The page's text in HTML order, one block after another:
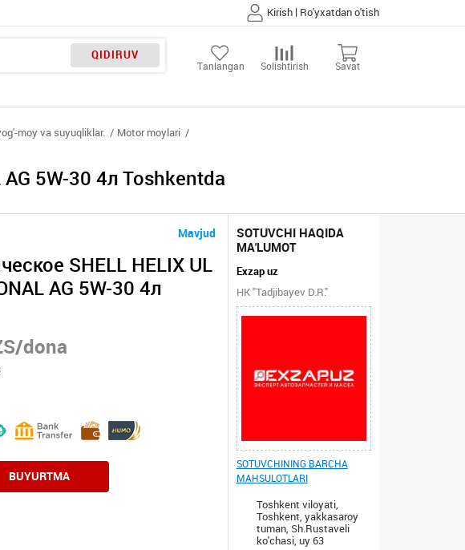
Kirish | Ro'yxatdan o'tish
QIDIRUV
Tanlangan Solishtirish Savat
moy va suyuqliklar.
Motor moylari
AG 5W-30 4л Toshkentda
Mavjud
SHELL HELIX UL
TRA PROFESSIONAL AG 5W-30 4л
dona
BUYURTMA
SOTUVCHI HAQIDA
MA'LUMOT
Exzap uz
HK "Tadjibayev D.R."
SOTUVCHINING BARCHA
MAHSULOTLARI
Toshkent viloyati,
Toshkent, yakkasaroy
tuman, Sh.Rustaveli
ko'chasi, uy 63